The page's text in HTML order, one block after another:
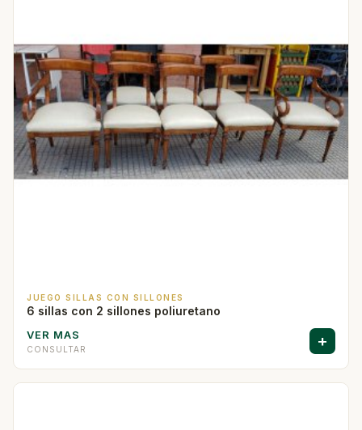
JUEGO SILLAS CON SILLONES
6 sillas con 2 sillones poliuretano
VER MAS
CONSULTAR +